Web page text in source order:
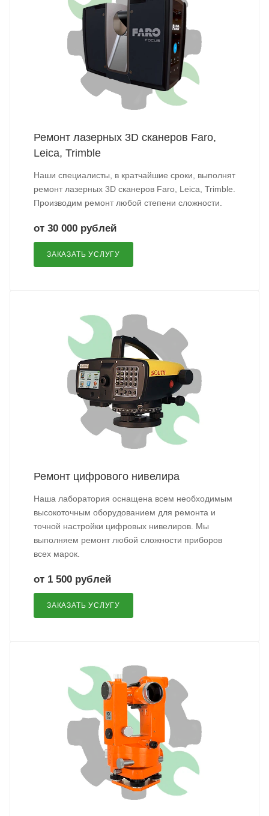
Ремонт лазерных 3D сканеров Faro,
Leica, Trimble
Наши специалисты, в кратчайшие сроки, выполнят
ремонт лазерных 3D сканеров Faro, Leica, Trimble.
Производим ремонт любой степени сложности.
от 30 000 рублей
ЗАКАЗАТЬ УСЛУГУ
Ремонт цифрового нивелира
Наша лаборатория оснащена всем необходимым
высокоточным оборудованием для ремонта и
точной настройки цифровых нивелиров. Мы
выполняем ремонт любой сложности приборов
всех марок.
от 1 500 рублей
ЗАКАЗАТЬ УСЛУГУ